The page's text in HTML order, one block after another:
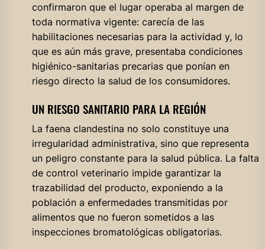
confirmaron que el lugar operaba al margen de
toda normativa vigente: carecía de las
habilitaciones necesarias para la actividad y, lo
que es aún más grave, presentaba condiciones
higiénico-sanitarias precarias que ponían en
riesgo directo la salud de los consumidores.
UN RIESGO SANITARIO PARA LA REGIÓN
La faena clandestina no solo constituye una
irregularidad administrativa, sino que representa
un peligro constante para la salud pública. La falta
de control veterinario impide garantizar la
trazabilidad del producto, exponiendo a la
población a enfermedades transmitidas por
alimentos que no fueron sometidos a las
inspecciones bromatológicas obligatorias.